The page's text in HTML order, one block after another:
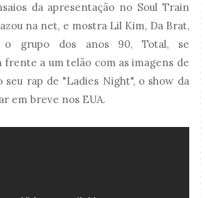
da apresentação no Soul Train
na net, e mostra Lil Kim, Da Brat,
grupo dos anos 90, Total, se
frente a um telão com as imagens de
rap de "Ladies Night", o show da
em breve nos EUA.